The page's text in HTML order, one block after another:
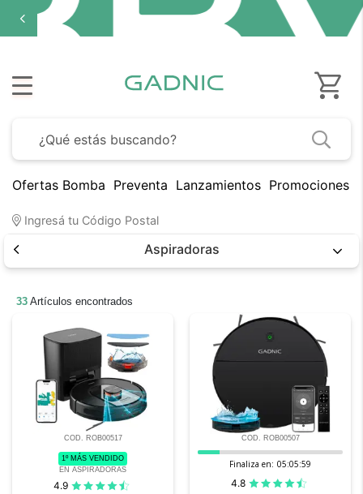
Ofertas Bomba Preventa Lanzamientos Promociones
Ingresá tu Código Postal
Aspiradoras
33 Artículos encontrados
COD. ROB00517
1º MÁS VENDIDO
EN ASPIRADORAS
4.9
COD. ROB00507
Finaliza en: 05:05:59
4.8